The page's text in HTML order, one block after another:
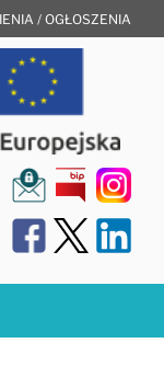
/ OGŁOSZENIA
size